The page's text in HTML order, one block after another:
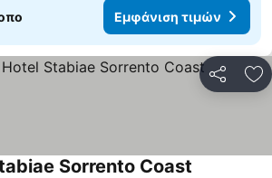
Εμφάνιση τιμών
Sorrento Coast